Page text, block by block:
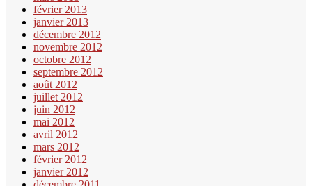
février 2013
janvier 2013
décembre 2012
novembre 2012
octobre 2012
septembre 2012
août 2012
juillet 2012
juin 2012
mai 2012
avril 2012
mars 2012
février 2012
janvier 2012